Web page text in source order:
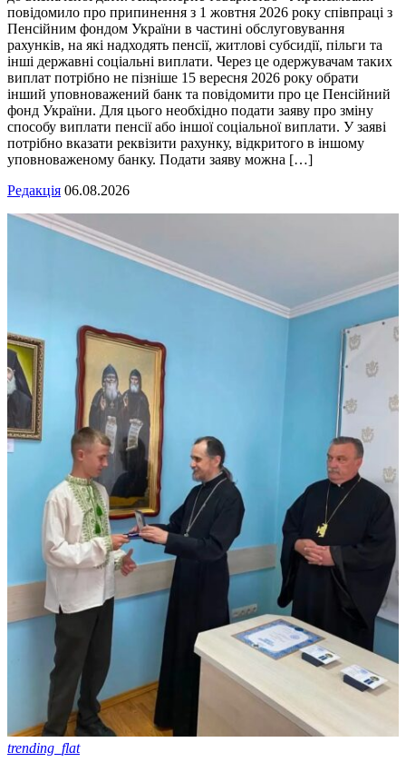
повідомило про припинення з 1 жовтня 2026 року співпраці з
Пенсійним фондом України в частині обслуговування
рахунків, на які надходять пенсії, житлові субсидії, пільги та
інші державні соціальні виплати. Через це одержувачам таких
виплат потрібно не пізніше 15 вересня 2026 року обрати
інший уповноважений банк та повідомити про це Пенсійний
фонд України. Для цього необхідно подати заяву про зміну
способу виплати пенсії або іншої соціальної виплати. У заяві
потрібно вказати реквізити рахунку, відкритого в іншому
уповноваженому банку. Подати заяву можна […]
Редакція 06.08.2026
trending_flat